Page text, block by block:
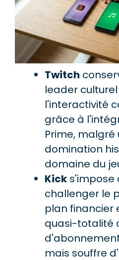
Twitch
leader
l'interactivité
grâce à
Prime, malgré
domination
domaine du
Kick s'impose
challenger le
plan financier
quasi-totalité
mais souffre